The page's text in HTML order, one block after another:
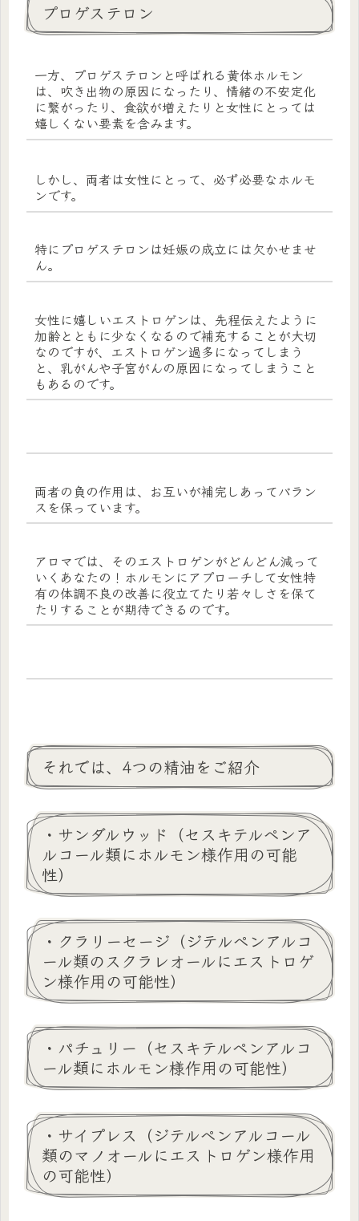
プロゲステロン
一方、プロゲステロンと呼ばれる黄体ホルモン
は、吹き出物の原因になったり、情緒の不安定化
に繋がったり、食欲が増えたりと女性にとっては
嬉しくない要素を含みます。
しかし、両者は女性にとって、必ず必要なホルモ
ンです。
特にプロゲステロンは妊娠の成立には欠かせませ
ん。
女性に嬉しいエストロゲンは、先程伝えたように
加齢とともに少なくなるので補充することが大切
なのですが、エストロゲン過多になってしまう
と、乳がんや子宮がんの原因になってしまうこと
もあるのです。
両者の負の作用は、お互いが補完しあってバラン
スを保っています。
アロマでは、そのエストロゲンがどんどん減って
いくあなたの！ホルモンにアプローチして女性特
有の体調不良の改善に役立てたり若々しさを保て
たりすることが期待できるのです。
それでは、4つの精油をご紹介
・サンダルウッド（セスキテルペンア
ルコール類にホルモン様作用の可能
性）
・クラリーセージ（ジテルペンアルコ
ール類のスクラレオールにエストロゲ
ン様作用の可能性）
・パチュリー（セスキテルペンアルコ
ール類にホルモン様作用の可能性）
・サイプレス（ジテルペンアルコール
類のマノオールにエストロゲン様作用
の可能性）